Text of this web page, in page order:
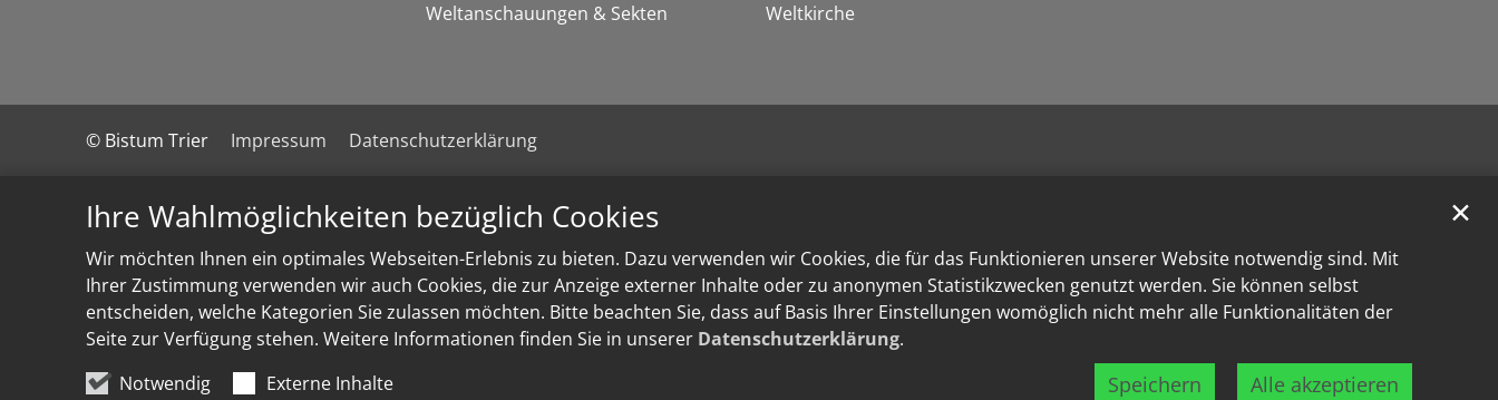
Ihre Wahlmöglichkeiten bezüglich Cookies
Wir möchten Ihnen ein optimales Webseiten-Erlebnis zu bieten. Dazu verwenden wir Cookies, die für das Funktionieren unserer Website notwendig sind. Mit
Ihrer Zustimmung verwenden wir auch Cookies, die zur Anzeige externer Inhalte oder zu anonymen Statistikzwecken genutzt werden. Sie können selbst
entscheiden, welche Kategorien Sie zulassen möchten. Bitte beachten Sie, dass auf Basis Ihrer Einstellungen womöglich nicht mehr alle Funktionalitäten der
Seite zur Verfügung stehen. Weitere Informationen finden Sie in unserer Datenschutzerklärung.
Notwendig
Externe Inhalte Speichern Alle akzeptieren
✕
Weltanschauungen & Sekten
Weltkirche
© Bistum Trier Impressum Datenschutzerklärung